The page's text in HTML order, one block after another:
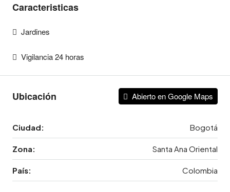
Caracteristicas
Jardines
Vigilancia 24 horas
Ubicación Abierto en Google Maps
Ciudad: Bogotá
Zona: Santa Ana Oriental
País: Colombia